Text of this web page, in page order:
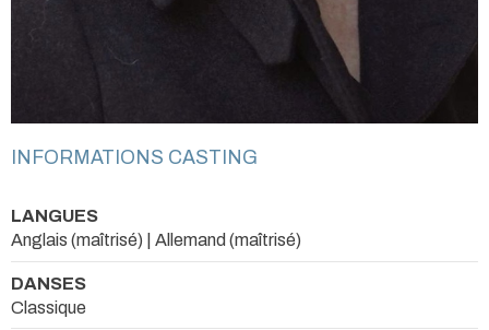
INFORMATIONS CASTING
LANGUES
Anglais (maîtrisé) | Allemand (maîtrisé)
DANSES
Classique